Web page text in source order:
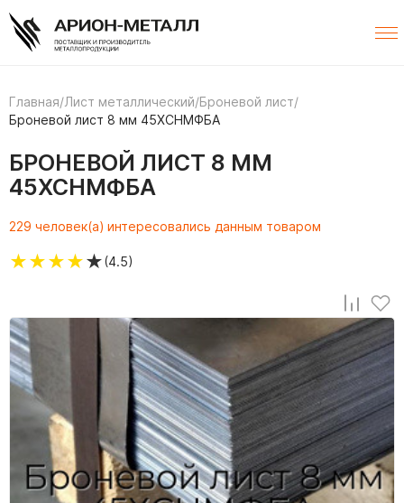
Главная/Лист металлический/Броневой лист/
Броневой лист 8 мм 45ХСНМФБА
БРОНЕВОЙ ЛИСТ 8 ММ
45ХСНМФБА
229 человек(а) интересовались данным товаром
★★★★★(4.5)